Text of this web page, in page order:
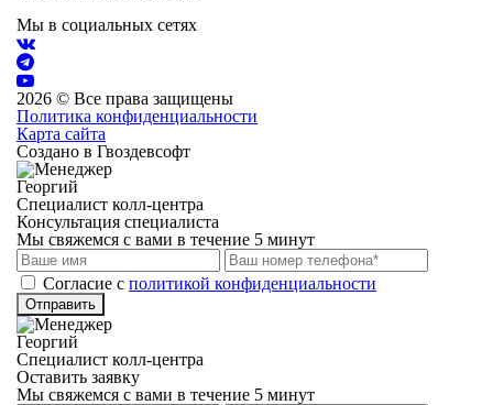
Мы в социальных сетях
2026 © Все права защищены
Политика конфиденциальности
Карта сайта
Создано в Гвоздевсофт
Георгий
Специалист колл-центра
Консультация специалиста
Мы свяжемся с вами в течение 5 минут
Cогласие с политикой конфиденциальности
Отправить
Георгий
Специалист колл-центра
Оставить заявку
Мы свяжемся с вами в течение 5 минут